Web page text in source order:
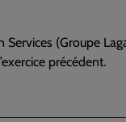
(Groupe
précédent.